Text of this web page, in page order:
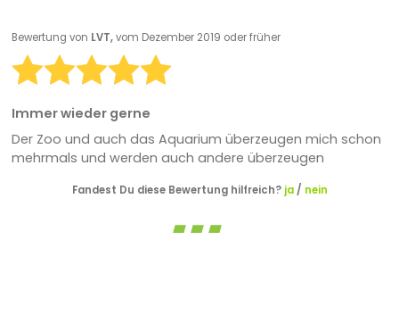
Bewertung von LVT,vom Dezember 2019 oder früher
Immer wieder gerne
Der Zoo und auch das Aquarium überzeugen mich schon
mehrmals und werden auch andere überzeugen
Fandest Du diese Bewertung hilfreich? ja/ nein